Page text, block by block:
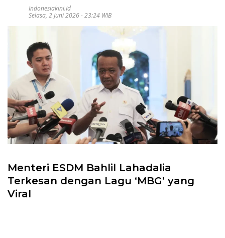
Indonesiakini.id
Selasa, 2 Juni 2026 - 23:24 WIB
Menteri ESDM Bahlil Lahadalia
Terkesan dengan Lagu ‘MBG’ yang
Viral